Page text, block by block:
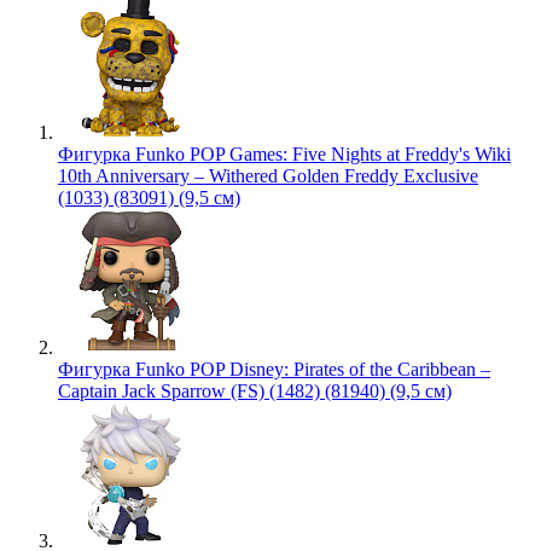
Фигурка Funko POP Games: Five Nights at Freddy's Wiki
10th Anniversary – Withered Golden Freddy Exclusive
(1033) (83091) (9,5 см)
Фигурка Funko POP Disney: Pirates of the Caribbean –
Captain Jack Sparrow (FS) (1482) (81940) (9,5 см)